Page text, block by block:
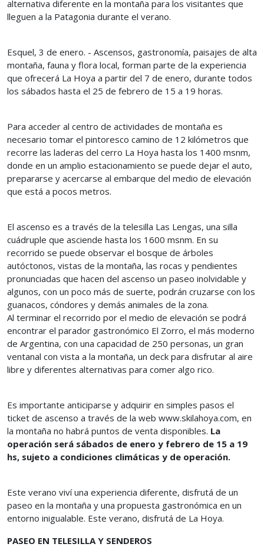
alternativa diferente en la montaña para los visitantes que
lleguen a la Patagonia durante el verano.
Esquel, 3 de enero. - Ascensos, gastronomía, paisajes de alta
montaña, fauna y flora local, forman parte de la experiencia
que ofrecerá La Hoya a partir del 7 de enero, durante todos
los sábados hasta el 25 de febrero de 15 a 19 horas.
Para acceder al centro de actividades de montaña es
necesario tomar el pintoresco camino de 12 kilómetros que
recorre las laderas del cerro La Hoya hasta los 1400 msnm,
donde en un amplio estacionamiento se puede dejar el auto,
prepararse y acercarse al embarque del medio de elevación
que está a pocos metros.
El ascenso es a través de la telesilla Las Lengas, una silla
cuádruple que asciende hasta los 1600 msnm. En su
recorrido se puede observar el bosque de árboles
autóctonos, vistas de la montaña, las rocas y pendientes
pronunciadas que hacen del ascenso un paseo inolvidable y
algunos, con un poco más de suerte, podrán cruzarse con los
guanacos, cóndores y demás animales de la zona.
Al terminar el recorrido por el medio de elevación se podrá
encontrar el parador gastronómico El Zorro, el más moderno
de Argentina, con una capacidad de 250 personas, un gran
ventanal con vista a la montaña, un deck para disfrutar al aire
libre y diferentes alternativas para comer algo rico.
Es importante anticiparse y adquirir en simples pasos el
ticket de ascenso a través de la web www.skilahoya.com, en
la montaña no habrá puntos de venta disponibles. La
operación será sábados de enero y febrero de 15 a 19
hs, sujeto a condiciones climáticas y de operación.
Este verano viví una experiencia diferente, disfrutá de un
paseo en la montaña y una propuesta gastronómica en un
entorno inigualable. Este verano, disfrutá de La Hoya.
PASEO EN TELESILLA Y SENDEROS